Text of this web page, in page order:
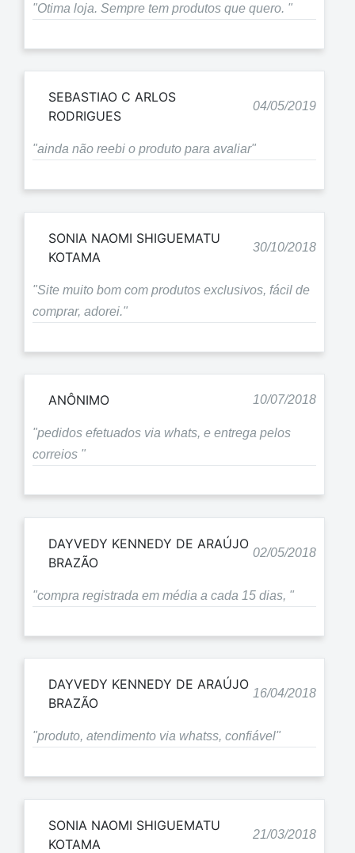
"Otima loja. Sempre tem produtos que quero. "
SEBASTIAO C ARLOS
RODRIGUES
04/05/2019
"ainda não reebi o produto para avaliar"
SONIA NAOMI SHIGUEMATU
KOTAMA
30/10/2018
"Site muito bom com produtos exclusivos, fácil de
comprar, adorei."
ANÔNIMO 10/07/2018
"pedidos efetuados via whats, e entrega pelos
correios "
DAYVEDY KENNEDY DE ARAÚJO
BRAZÃO
02/05/2018
"compra registrada em média a cada 15 dias, "
DAYVEDY KENNEDY DE ARAÚJO
BRAZÃO
16/04/2018
"produto, atendimento via whatss, confiável"
SONIA NAOMI SHIGUEMATU
KOTAMA
21/03/2018